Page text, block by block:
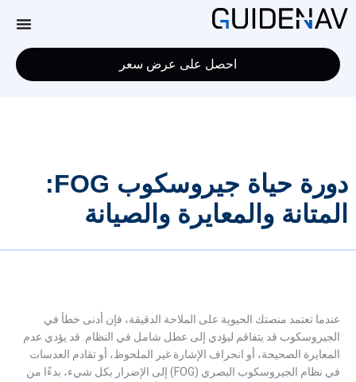
احصل على عرض سعر
دورة حياة جيروسكوب FOG:
المتانة والمعايرة والصيانة
عندما تعتمد منصتك الحيوية على الملاحة الدقيقة، فإن أدنى خطأ في
الجيروسكوب قد يتفاقم ليؤدي إلى عطل شامل في النظام. قد يؤدي عدم
المعايرة الصحيحة، أو انحراف الإشارة غير الملحوظ، أو تقادم العدسات
في نظام الجيروسكوب البصري (FOG) إلى الإضرار بكل شيء، بدءًا من